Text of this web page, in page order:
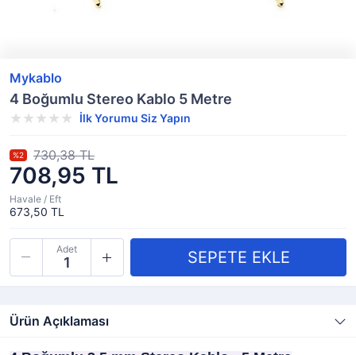
Mykablo
4 Boğumlu Stereo Kablo 5 Metre
İlk Yorumu Siz Yapın
708,95 TL
%2 730,38 TL
Havale / Eft
673,50 TL
Adet
Ürün Açıklaması